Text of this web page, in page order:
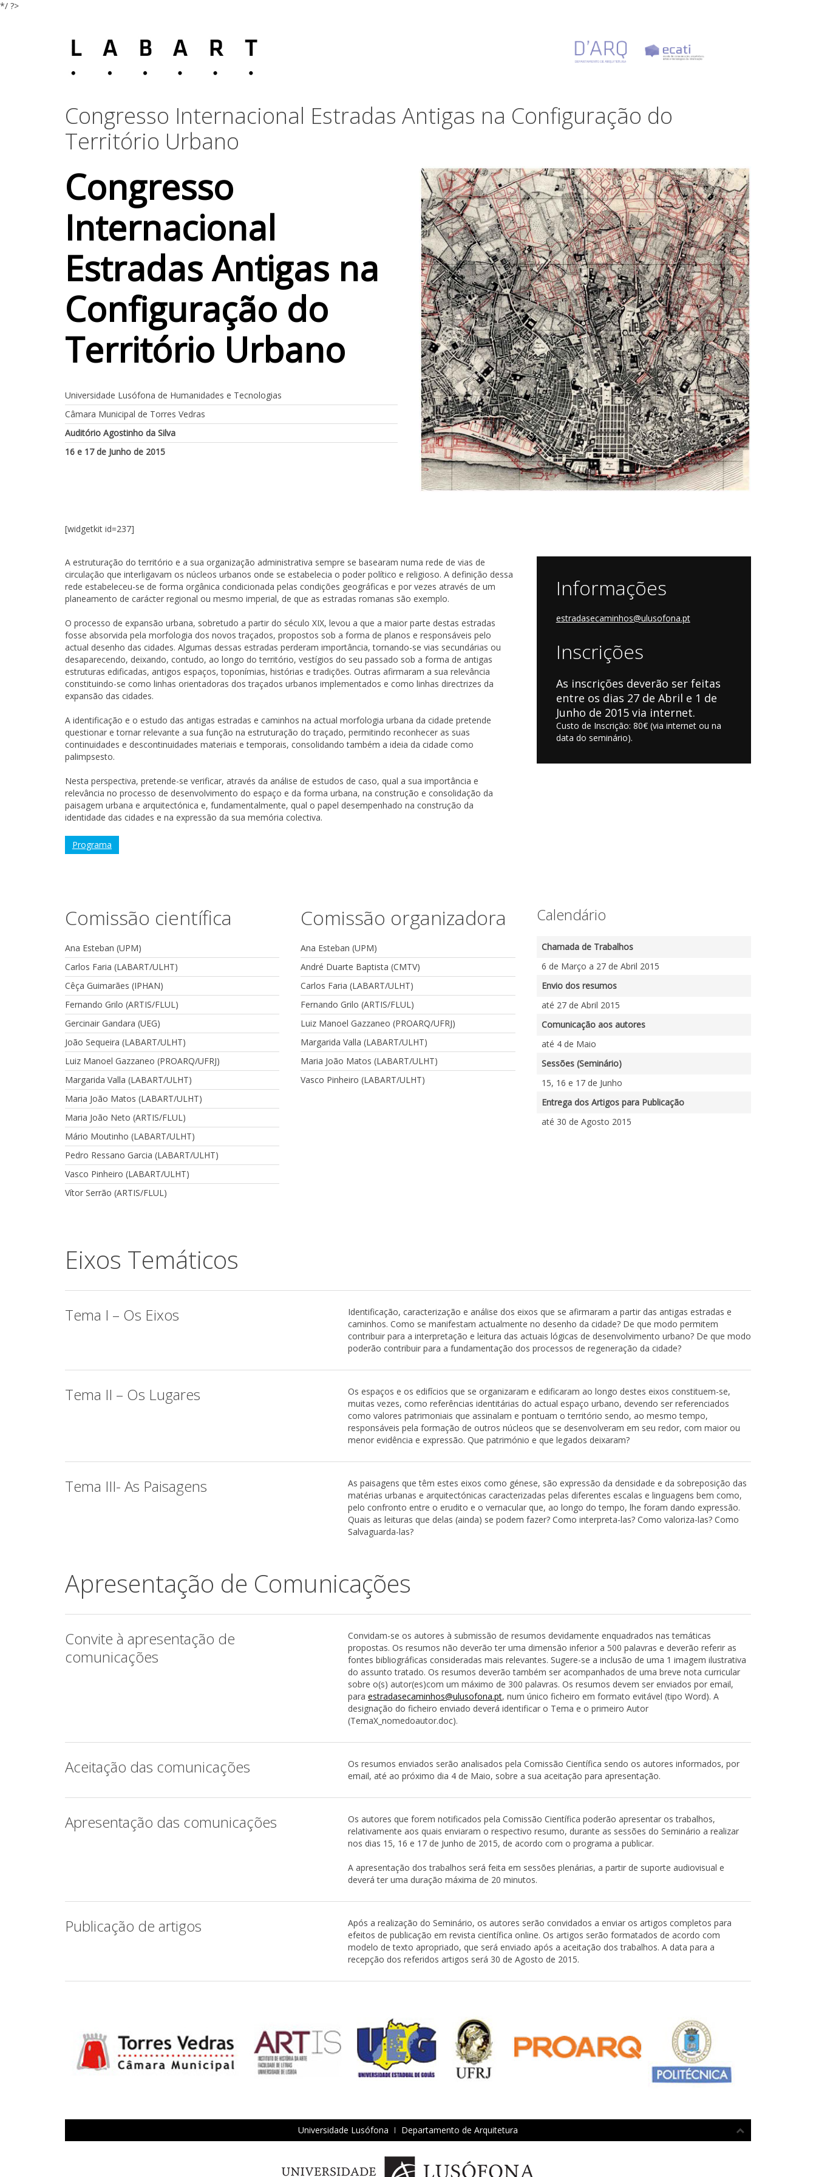
*/ ?>
Congresso Internacional Estradas Antigas na Configuração do
Território Urbano
Congresso
Internacional
Estradas Antigas na
Configuração do
Território Urbano
Universidade Lusófona de Humanidades e Tecnologias
Câmara Municipal de Torres Vedras
Auditório Agostinho da Silva
16 e 17 de Junho de 2015
[widgetkit id=237]
A estruturação do território e a sua organização administrativa sempre se basearam numa rede de vias de
circulação que interligavam os núcleos urbanos onde se estabelecia o poder político e religioso. A definição dessa
rede estabeleceu-se de forma orgânica condicionada pelas condições geográficas e por vezes através de um
planeamento de carácter regional ou mesmo imperial, de que as estradas romanas são exemplo.
O processo de expansão urbana, sobretudo a partir do século XIX, levou a que a maior parte destas estradas
fosse absorvida pela morfologia dos novos traçados, propostos sob a forma de planos e responsáveis pelo
actual desenho das cidades. Algumas dessas estradas perderam importância, tornando-se vias secundárias ou
desaparecendo, deixando, contudo, ao longo do território, vestígios do seu passado sob a forma de antigas
estruturas edificadas, antigos espaços, toponímias, histórias e tradições. Outras afirmaram a sua relevância
constituindo-se como linhas orientadoras dos traçados urbanos implementados e como linhas directrizes da
expansão das cidades.
A identificação e o estudo das antigas estradas e caminhos na actual morfologia urbana da cidade pretende
questionar e tornar relevante a sua função na estruturação do traçado, permitindo reconhecer as suas
continuidades e descontinuidades materiais e temporais, consolidando também a ideia da cidade como
palimpsesto.
Nesta perspectiva, pretende-se verificar, através da análise de estudos de caso, qual a sua importância e
relevância no processo de desenvolvimento do espaço e da forma urbana, na construção e consolidação da
paisagem urbana e arquitectónica e, fundamentalmente, qual o papel desempenhado na construção da
identidade das cidades e na expressão da sua memória colectiva.
Programa
Informações
estradasecaminhos@ulusofona.pt
Inscrições
As inscrições deverão ser feitas
entre os dias 27 de Abril e 1 de
Junho de 2015 via internet.
Custo de Inscrição: 80€ (via internet ou na
data do seminário).
Comissão científica
Ana Esteban (UPM)
Carlos Faria (LABART/ULHT)
Cêça Guimarães (IPHAN)
Fernando Grilo (ARTIS/FLUL)
Gercinair Gandara (UEG)
João Sequeira (LABART/ULHT)
Luiz Manoel Gazzaneo (PROARQ/UFRJ)
Margarida Valla (LABART/ULHT)
Maria João Matos (LABART/ULHT)
Maria João Neto (ARTIS/FLUL)
Mário Moutinho (LABART/ULHT)
Pedro Ressano Garcia (LABART/ULHT)
Vasco Pinheiro (LABART/ULHT)
Vítor Serrão (ARTIS/FLUL)
Comissão organizadora
Ana Esteban (UPM)
André Duarte Baptista (CMTV)
Carlos Faria (LABART/ULHT)
Fernando Grilo (ARTIS/FLUL)
Luiz Manoel Gazzaneo (PROARQ/UFRJ)
Margarida Valla (LABART/ULHT)
Maria João Matos (LABART/ULHT)
Vasco Pinheiro (LABART/ULHT)
Calendário
Chamada de Trabalhos
6 de Março a 27 de Abril 2015
Envio dos resumos
até 27 de Abril 2015
Comunicação aos autores
até 4 de Maio
Sessões (Seminário)
15, 16 e 17 de Junho
Entrega dos Artigos para Publicação
até 30 de Agosto 2015
Eixos Temáticos
Tema I – Os Eixos
Identificação, caracterização e análise dos eixos que se afirmaram a partir das antigas estradas e
caminhos. Como se manifestam actualmente no desenho da cidade? De que modo permitem
contribuir para a interpretação e leitura das actuais lógicas de desenvolvimento urbano? De que modo
poderão contribuir para a fundamentação dos processos de regeneração da cidade?
Tema II – Os Lugares
Os espaços e os edifícios que se organizaram e edificaram ao longo destes eixos constituem-se,
muitas vezes, como referências identitárias do actual espaço urbano, devendo ser referenciados
como valores patrimoniais que assinalam e pontuam o território sendo, ao mesmo tempo,
responsáveis pela formação de outros núcleos que se desenvolveram em seu redor, com maior ou
menor evidência e expressão. Que património e que legados deixaram?
Tema III- As Paisagens
As paisagens que têm estes eixos como génese, são expressão da densidade e da sobreposição das
matérias urbanas e arquitectónicas caracterizadas pelas diferentes escalas e linguagens bem como,
pelo confronto entre o erudito e o vernacular que, ao longo do tempo, lhe foram dando expressão.
Quais as leituras que delas (ainda) se podem fazer? Como interpreta-las? Como valoriza-las? Como
Salvaguarda-las?
Apresentação de Comunicações
Convite à apresentação de
comunicações
Convidam-se os autores à submissão de resumos devidamente enquadrados nas temáticas
propostas. Os resumos não deverão ter uma dimensão inferior a 500 palavras e deverão referir as
fontes bibliográficas consideradas mais relevantes. Sugere-se a inclusão de uma 1 imagem ilustrativa
do assunto tratado. Os resumos deverão também ser acompanhados de uma breve nota curricular
sobre o(s) autor(es)com um máximo de 300 palavras. Os resumos devem ser enviados por email,
para estradasecaminhos@ulusofona.pt, num único ficheiro em formato evitável (tipo Word). A
designação do ficheiro enviado deverá identificar o Tema e o primeiro Autor
(TemaX_nomedoautor.doc).
Aceitação das comunicações
Os resumos enviados serão analisados pela Comissão Científica sendo os autores informados, por
email, até ao próximo dia 4 de Maio, sobre a sua aceitação para apresentação.
Apresentação das comunicações
Os autores que forem notificados pela Comissão Científica poderão apresentar os trabalhos,
relativamente aos quais enviaram o respectivo resumo, durante as sessões do Seminário a realizar
nos dias 15, 16 e 17 de Junho de 2015, de acordo com o programa a publicar.
A apresentação dos trabalhos será feita em sessões plenárias, a partir de suporte audiovisual e
deverá ter uma duração máxima de 20 minutos.
Publicação de artigos
Após a realização do Seminário, os autores serão convidados a enviar os artigos completos para
efeitos de publicação em revista científica online. Os artigos serão formatados de acordo com
modelo de texto apropriado, que será enviado após a aceitação dos trabalhos. A data para a
recepção dos referidos artigos será 30 de Agosto de 2015.
Universidade Lusófona Departamento de Arquitetura